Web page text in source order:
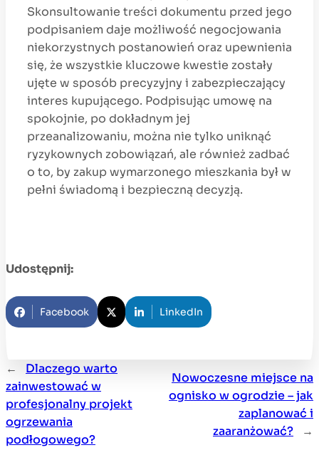
Skonsultowanie treści dokumentu przed jego
podpisaniem daje możliwość negocjowania
niekorzystnych postanowień oraz upewnienia
się, że wszystkie kluczowe kwestie zostały
ujęte w sposób precyzyjny i zabezpieczający
interes kupującego. Podpisując umowę na
spokojnie, po dokładnym jej
przeanalizowaniu, można nie tylko uniknąć
ryzykownych zobowiązań, ale również zadbać
o to, by zakup wymarzonego mieszkania był w
pełni świadomą i bezpieczną decyzją.
Udostępnij:
Facebook LinkedIn
←
Dlaczego warto
zainwestować w
profesjonalny projekt
ogrzewania
podłogowego?
Nowoczesne miejsce na
ognisko w ogrodzie – jak
zaplanować i
zaaranżować?
→